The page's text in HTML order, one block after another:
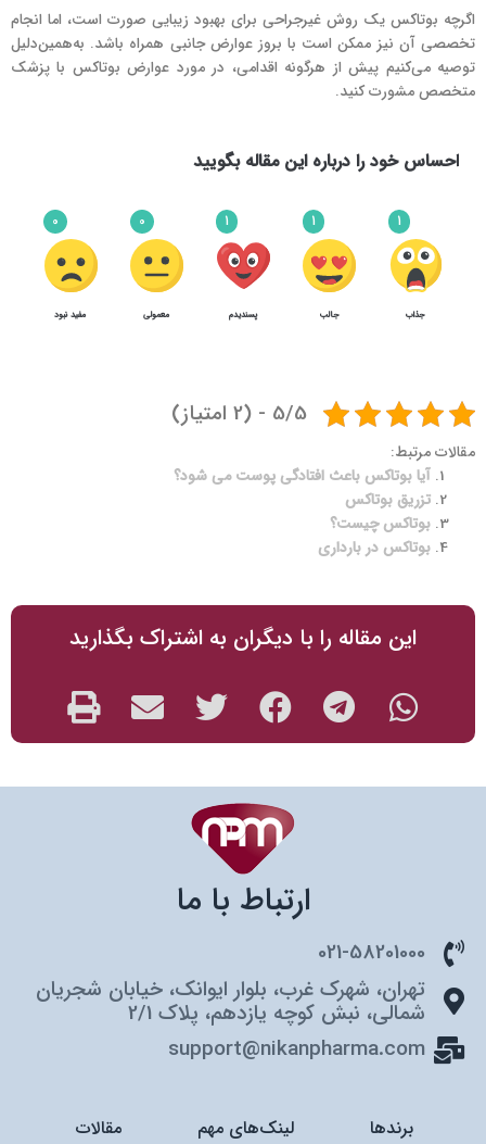
اگرچه بوتاکس یک روش غیرجراحی برای بهبود زیبایی صورت است، اما انجام
تخصصی آن نیز ممکن است با بروز عوارض جانبی همراه باشد. به‌همین‌دلیل
توصیه می‌کنیم پیش از هرگونه اقدامی، در مورد عوارض بوتاکس با پزشک
متخصص مشورت کنید.
احساس خود را درباره این مقاله بگویید
1
جذاب
1
جالب
1
پسندیدم
0
معمولی
0
مفید نبود
5/5 - (2 امتیاز)
مقالات مرتبط:
آیا بوتاکس باعث افتادگی پوست می شود؟
تزریق بوتاکس
بوتاکس چیست؟
بوتاکس در بارداری
این مقاله را با دیگران به اشتراک بگذارید
ارتباط با ما
021-58201000
تهران، شهرک غرب، بلوار ایوانک، خیابان شجریان
شمالی، نبش کوچه یازدهم، پلاک 2/1
support@nikanpharma.com
برندها لینک‌های مهم مقالات